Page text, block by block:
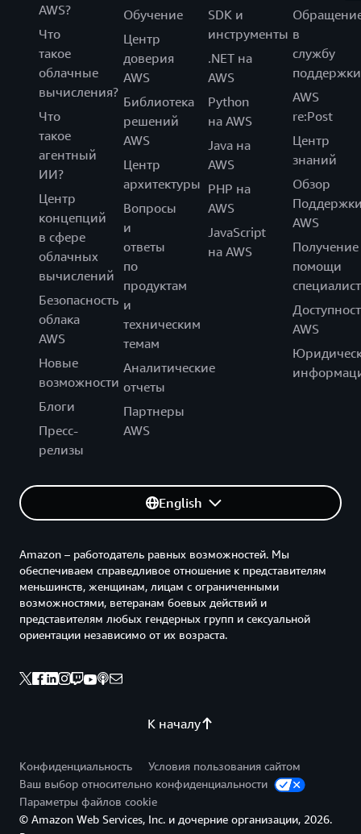
AWS?
Что
такое
облачные
вычисления?
Что
такое
агентный
ИИ?
Центр
концепций
в сфере
облачных
вычислений
Безопасность
облака
AWS
Новые
возможности
Блоги
Пресс-
релизы
Обучение
Центр
доверия
AWS
Библиотека
решений
AWS
Центр
архитектуры
Вопросы
и
ответы
по
продуктам
и
техническим
темам
Аналитические
отчеты
Партнеры
AWS
SDK и
инструменты
.NET на
AWS
Python
на AWS
Java на
AWS
PHP на
AWS
JavaScript
на AWS
в
службу
поддержки
AWS
re:Post
Центр
знаний
Обзор
AWS
Получение
помощи
AWS
English
К началу
Amazon – работодатель равных возможностей. Мы
обеспечиваем справедливое отношение к представителям
меньшинств, женщинам, лицам с ограниченными
возможностями, ветеранам боевых действий и
представителям любых гендерных групп и сексуальной
ориентации независимо от их возраста.
Конфиденциальность
Условия пользования сайтом
Ваш выбор относительно конфиденциальности
Параметры файлов cookie
© Amazon Web Services, Inc. и дочерние организации, 2026.